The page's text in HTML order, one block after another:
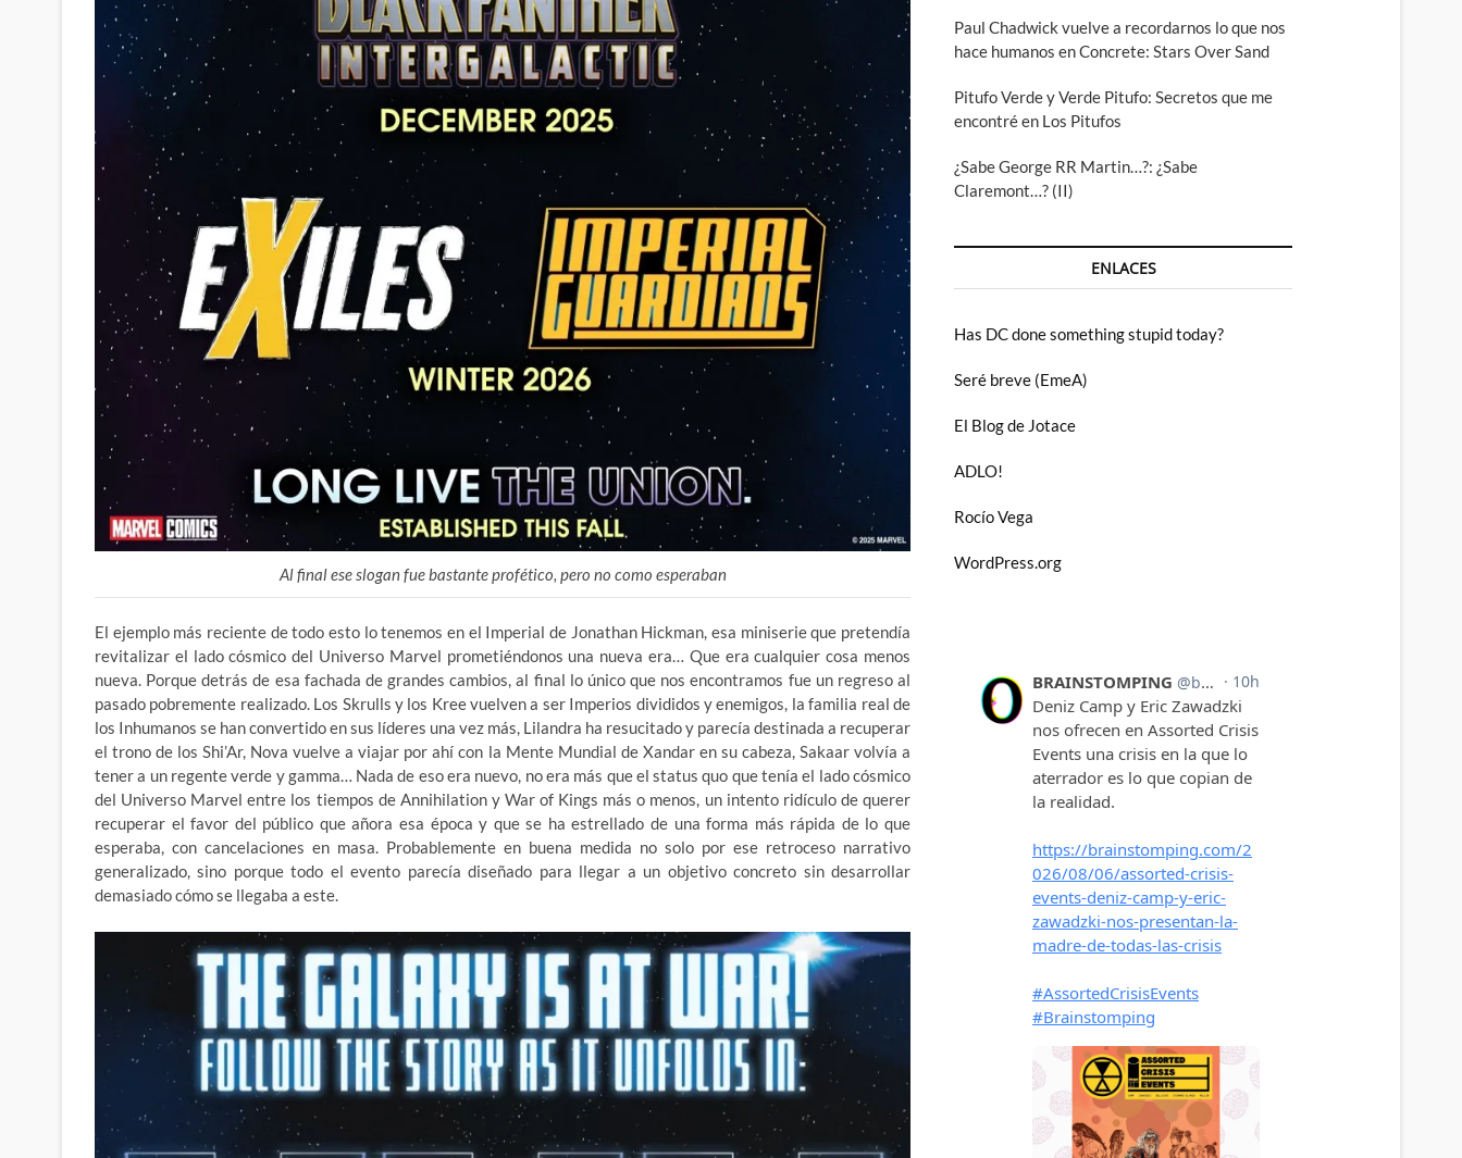
Al final ese slogan fue bastante profético, pero no como esperaban
El ejemplo más reciente de todo esto lo tenemos en el Imperial de Jonathan Hickman, esa miniserie que pretendía
revitalizar el lado cósmico del Universo Marvel prometiéndonos una nueva era… Que era cualquier cosa menos
nueva. Porque detrás de esa fachada de grandes cambios, al final lo único que nos encontramos fue un regreso al
pasado pobremente realizado. Los Skrulls y los Kree vuelven a ser Imperios divididos y enemigos, la familia real de
los Inhumanos se han convertido en sus líderes una vez más, Lilandra ha resucitado y parecía destinada a recuperar
el trono de los Shi’Ar, Nova vuelve a viajar por ahí con la Mente Mundial de Xandar en su cabeza, Sakaar volvía a
tener a un regente verde y gamma… Nada de eso era nuevo, no era más que el status quo que tenía el lado cósmico
del Universo Marvel entre los tiempos de Annihilation y War of Kings más o menos, un intento ridículo de querer
recuperar el favor del público que añora esa época y que se ha estrellado de una forma más rápida de lo que
esperaba, con cancelaciones en masa. Probablemente en buena medida no solo por ese retroceso narrativo
generalizado, sino porque todo el evento parecía diseñado para llegar a un objetivo concreto sin desarrollar
demasiado cómo se llegaba a este.
Paul Chadwick vuelve a recordarnos lo que nos
hace humanos en Concrete: Stars Over Sand
Pitufo Verde y Verde Pitufo: Secretos que me
encontré en Los Pitufos
¿Sabe George RR Martin…?: ¿Sabe
Claremont…? (II)
ENLACES
Has DC done something stupid today?
Seré breve (EmeA)
El Blog de Jotace
ADLO!
Rocío Vega
WordPress.org